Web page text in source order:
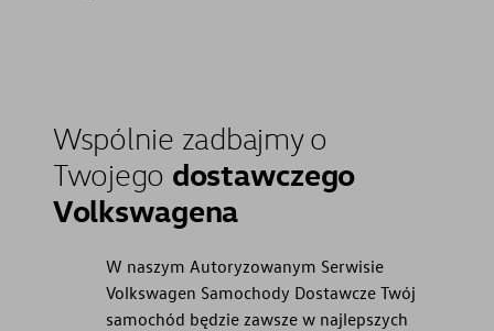
Wspólnie zadbajmy o
Twojego dostawczego
Volkswagena
W naszym Autoryzowanym Serwisie
Volkswagen Samochody Dostawcze Twój
samochód będzie zawsze w najlepszych